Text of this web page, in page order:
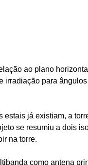
ao plano
para
já existiam, a
se resumiu a dois
na torre.
como antena